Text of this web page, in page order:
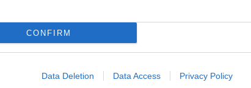
CONFIRM
Data Deletion Data Access Privacy Policy
, σε ένα τεταμένο πλαίσιο στην περιοχή.
φιλοϊρανών μαχητών
της Δαμασκού, σύμφωνα με το